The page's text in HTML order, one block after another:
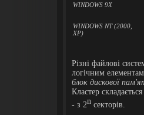
WINDOWS 9X
WINDOWS NT (2000,
XP)
Різні файлові
логічним
блок дискової
Кластер
- з 2n секторів.